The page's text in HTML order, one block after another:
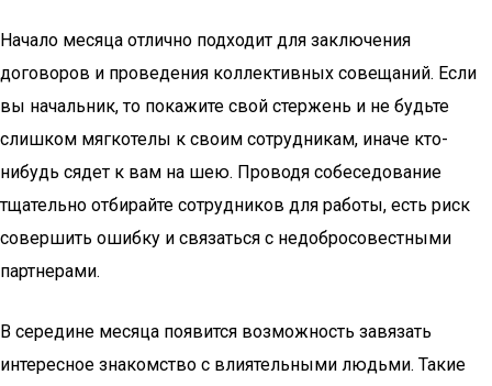
Начало месяца отлично подходит для заключения
договоров и проведения коллективных совещаний. Если
вы начальник, то покажите свой стержень и не будьте
слишком мягкотелы к своим сотрудникам, иначе кто-
нибудь сядет к вам на шею. Проводя собеседование
тщательно отбирайте сотрудников для работы, есть риск
совершить ошибку и связаться с недобросовестными
партнерами.
В середине месяца появится возможность завязать
интересное знакомство с влиятельными людьми. Такие